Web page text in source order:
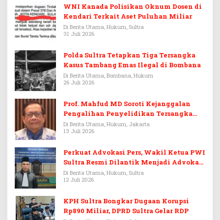
WNI Kanada Polisikan Oknum Dosen di
Kendari Terkait Aset Puluhan Miliar
Di Berita Utama, Hukum, Sultra
31 Juli 2026
Polda Sultra Tetapkan Tiga Tersangka
Kasus Tambang Emas Ilegal di Bombana
Di Berita Utama, Bombana, Hukum
26 Juli 2026
Prof. Mahfud MD Soroti Kejanggalan
Pengalihan Penyelidikan Tersangka
Febrie Adriansyah
Di Berita Utama, Hukum, Jakarta
13 Juli 2026
Perkuat Advokasi Pers, Wakil Ketua PWI
Sultra Resmi Dilantik Menjadi Advokat
PERADI
Di Berita Utama, Hukum, Sultra
12 Juli 2026
KPH Sultra Bongkar Dugaan Korupsi
Rp890 Miliar, DPRD Sultra Gelar RDP